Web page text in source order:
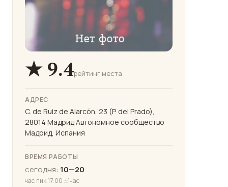
★ 9.4рейтинг места
АДРЕС
C. de Ruiz de Alarcón, 23 (P. del Prado),
28014 Мадрид Автономное сообщество
Мадрид, Испания
ВРЕМЯ РАБОТЫ
сегодня: 10—20
час пик 17:00 ±1час